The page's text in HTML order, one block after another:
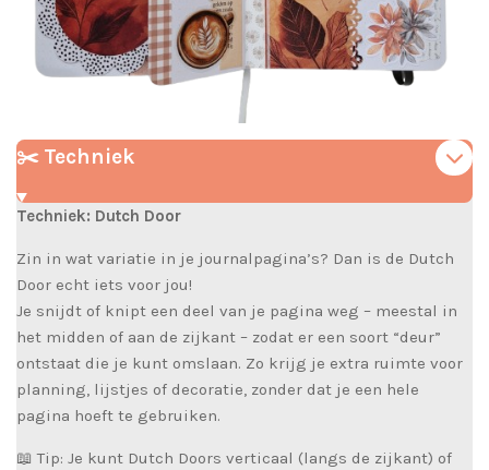
✂️ Techniek
Techniek: Dutch Door
Zin in wat variatie in je journalpagina’s? Dan is de Dutch
Door echt iets voor jou!
Je snijdt of knipt een deel van je pagina weg – meestal in
het midden of aan de zijkant – zodat er een soort “deur”
ontstaat die je kunt omslaan. Zo krijg je extra ruimte voor
planning, lijstjes of decoratie, zonder dat je een hele
pagina hoeft te gebruiken.
📖 Tip: Je kunt Dutch Doors verticaal (langs de zijkant) of